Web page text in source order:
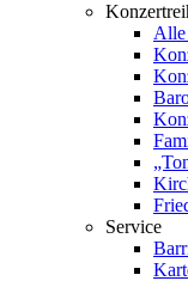
Alle
Service